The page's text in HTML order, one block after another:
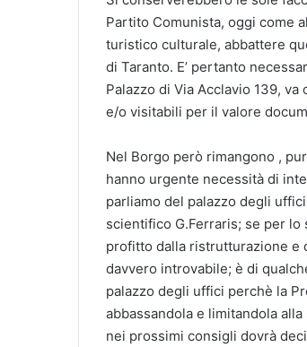
Partito Comunista, oggi come
turistico culturale, abbattere
di Taranto. E’ pertanto
Palazzo di Via Acclavio 139,
e/o visitabili per il valore
Nel Borgo però rimangono ,
hanno urgente necessità di
parliamo del palazzo degli
scientifico G.Ferraris; se per
profitto dalla ristrutturazione e
davvero introvabile; è di
palazzo degli uffici perchè la
abbassandola e limitandola
nei prossimi consigli dovrà